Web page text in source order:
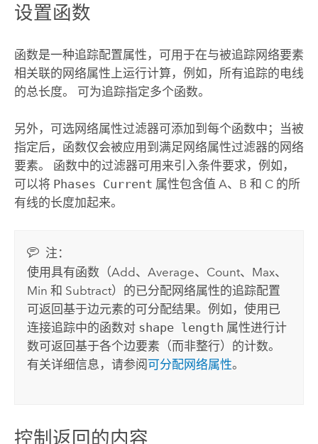
设置函数
函数是一种追踪配置属性，可用于在与被追踪网络要素
相关联的网络属性上运行计算，例如，所有追踪的电线
的总长度。 可为追踪指定多个函数。
另外，可选网络属性过滤器可添加到每个函数中；当被
指定后，函数仅会被应用到满足网络属性过滤器的网络
要素。 函数中的过滤器可用来引入条件要求，例如，
可以将 Phases Current 属性包含值 A、B 和 C 的所
有线的长度加起来。
注：
使用具有函数（Add、Average、Count、Max、
Min 和 Subtract）的已分配网络属性的追踪配置
可返回基于边元素的可分配结果。例如，使用已
连接追踪中的函数对 shape length 属性进行计
数可返回基于各个边要素（而非整行）的计数。
有关详细信息，请参阅可分配网络属性。
控制返回的内容